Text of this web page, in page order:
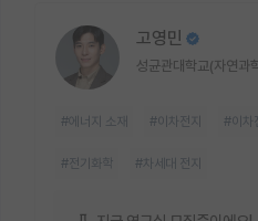
고영민
성균관대학교(자연과
#에너지 소재 #이차전지 #이차
#전기화학 #차세대 전지